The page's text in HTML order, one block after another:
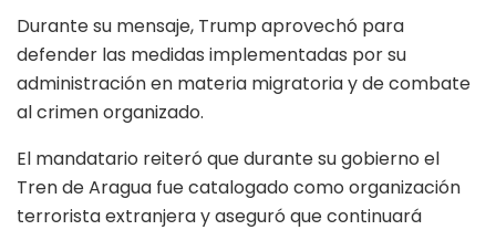
Durante su mensaje, Trump aprovechó para
defender las medidas implementadas por su
administración en materia migratoria y de combate
al crimen organizado.
El mandatario reiteró que durante su gobierno el
Tren de Aragua fue catalogado como organización
terrorista extranjera y aseguró que continuará